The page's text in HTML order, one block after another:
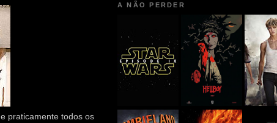
praticamente todos os
A NÃO PERDER